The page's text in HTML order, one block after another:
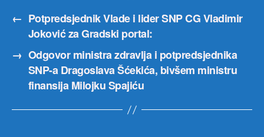
← Potpredsjednik Vlade i lider SNP CG Vladimir
Joković za Gradski portal:
→ Odgovor ministra zdravlja i potpredsjednika
SNP-a Dragoslava Šćekića, bivšem ministru
finansija Milojku Spajiću